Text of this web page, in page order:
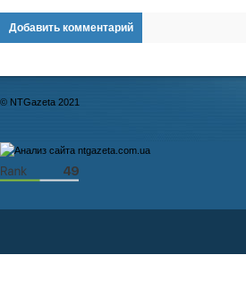
Добавить комментарий
© NTGazeta 2021